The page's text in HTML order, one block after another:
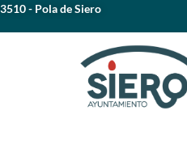
- Pola de Siero